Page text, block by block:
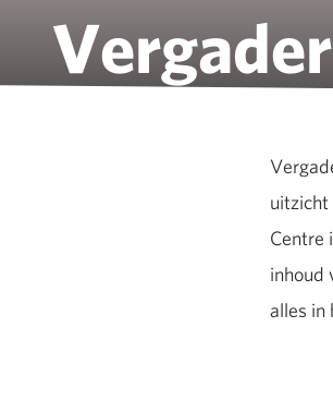
uitzicht
Centre
inhoud
alles in